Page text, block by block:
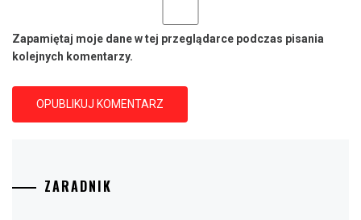
Zapamiętaj moje dane w tej przeglądarce podczas pisania
kolejnych komentarzy.
ZARADNIK